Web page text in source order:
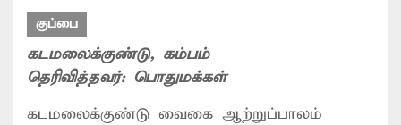
குப்பை
கடமலைக்குண்டு, கம்பம்
தெரிவித்தவர்: பொதுமக்கள்
கடமலைக்குண்டு வைகை ஆற்றுப்பாலம்